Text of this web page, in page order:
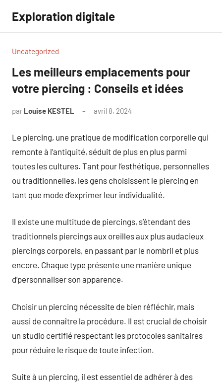
contenu
Exploration digitale
Uncategorized
Les meilleurs emplacements pour
votre piercing : Conseils et idées
par Louise KESTEL avril 8, 2024
Le piercing, une pratique de modification corporelle qui
remonte à l’antiquité, séduit de plus en plus parmi
toutes les cultures. Tant pour l’esthétique, personnelles
ou traditionnelles, les gens choisissent le piercing en
tant que mode d’exprimer leur individualité.
Il existe une multitude de piercings, s’étendant des
traditionnels piercings aux oreilles aux plus audacieux
piercings corporels, en passant par le nombril et plus
encore. Chaque type présente une manière unique
d’personnaliser son apparence.
Choisir un piercing nécessite de bien réfléchir, mais
aussi de connaître la procédure. Il est crucial de choisir
un studio certifié respectant les protocoles sanitaires
pour réduire le risque de toute infection.
Suite à un piercing, il est essentiel de adhérer à des